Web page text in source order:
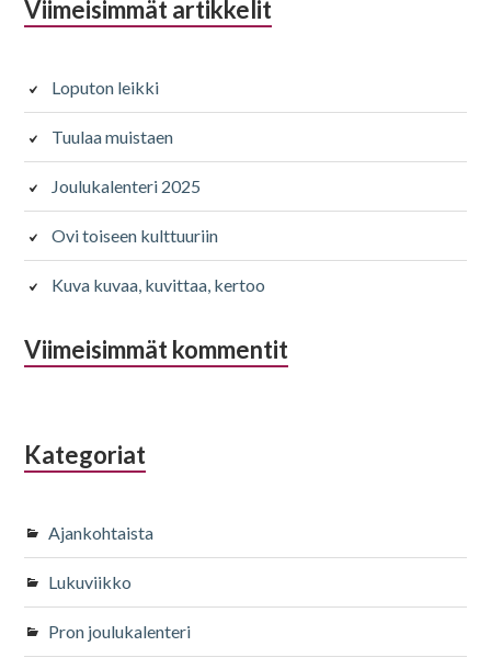
Alapalkin
Viimeisimmät artikkelit
Loputon leikki
Tuulaa muistaen
Joulukalenteri 2025
Ovi toiseen kulttuuriin
Kuva kuvaa, kuvittaa, kertoo
Viimeisimmät kommentit
Kategoriat
Ajankohtaista
Lukuviikko
Pron joulukalenteri